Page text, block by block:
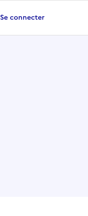
Se connecter